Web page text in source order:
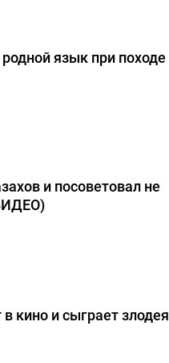
язык при походе
и посоветовал не
кино и сыграет злодея